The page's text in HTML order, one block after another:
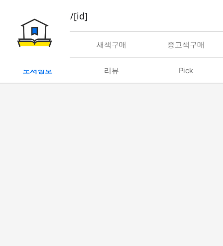
book/rent/[id]
대여 새책구매 중고책구매
도서정보 리뷰 Pick